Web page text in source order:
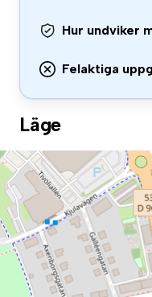
Hur undviker
Felaktiga
Läge